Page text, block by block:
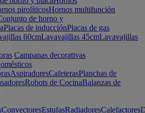
pirolíticosHornos multifunción
de horno y
Placas de inducciónPlacas de gas
60cmLavavajillas 45cmLavavajillas
Campanas decorativas
AspiradoresCafeterasPlanchas de
Robots de CocinaBalanzas de
ConvectoresEstufasRadiadoresCalefactores